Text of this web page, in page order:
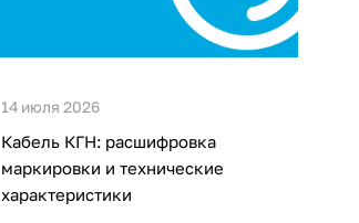
14 июля 2026
Кабель КГН: расшифровка
маркировки и технические
характеристики